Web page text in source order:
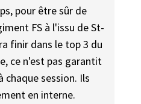
pour être sûr de
FS à l'issu de St-
finir dans le top 3 du
ce n'est pas garantit
chaque session. Ils
en interne.